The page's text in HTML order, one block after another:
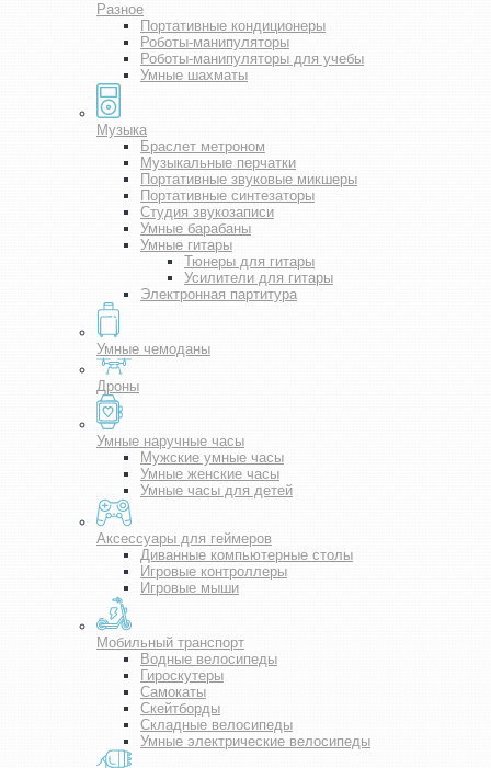
Разное
Портативные кондиционеры
Роботы-манипуляторы
Роботы-манипуляторы для учебы
Умные шахматы
Музыка
Браслет метроном
Музыкальные перчатки
Портативные звуковые микшеры
Портативные синтезаторы
Студия звукозаписи
Умные барабаны
Умные гитары
Тюнеры для гитары
Усилители для гитары
Электронная партитура
Умные чемоданы
Дроны
Умные наручные часы
Мужские умные часы
Умные женские часы
Умные часы для детей
Аксессуары для геймеров
Диванные компьютерные столы
Игровые контроллеры
Игровые мыши
Мобильный транспорт
Водные велосипеды
Гироскутеры
Самокаты
Скейтборды
Складные велосипеды
Умные электрические велосипеды